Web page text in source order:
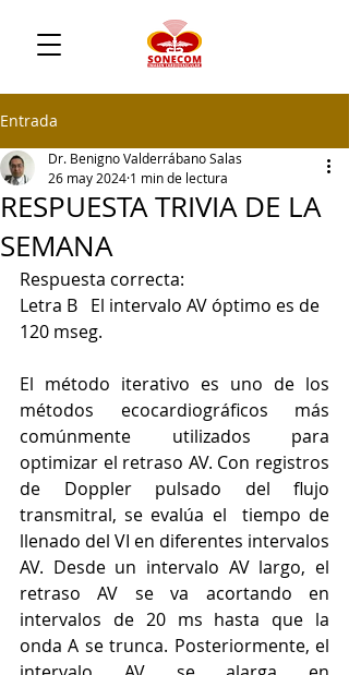
Entrada
RESPUESTA TRIVIA DE LA
SEMANA
Dr. Benigno Valderrábano Salas
26 may 2024 1 min de lectura
Respuesta correcta:
Letra B   El intervalo AV óptimo es de
120 mseg.
El método iterativo es uno de los
métodos ecocardiográficos más
comúnmente utilizados para
optimizar el retraso AV. Con registros
de Doppler pulsado del flujo
transmitral, se evalúa el  tiempo de
llenado del VI en diferentes intervalos
AV. Desde un intervalo AV largo, el
retraso AV se va acortando en
intervalos de 20 ms hasta que la
onda A se trunca. Posteriormente, el